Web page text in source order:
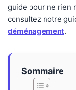
guide pour ne rien
consultez notre
déménagement.
Sommaire